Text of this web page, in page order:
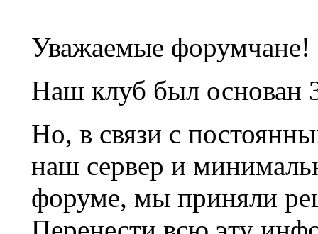
Уважаемые форумчане!
Наш клуб был основан
Но, в связи с
наш сервер и
форуме, мы приняли